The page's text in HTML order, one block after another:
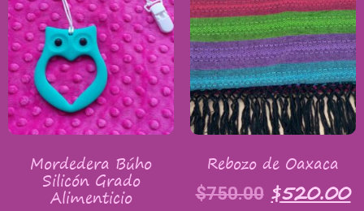
Mordedera Búho
Silicón Grado
Alimenticio
Rebozo de Oaxaca
$750.00 $520.00